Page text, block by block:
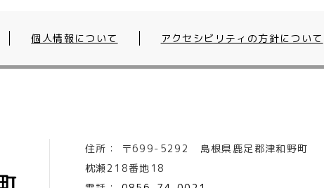
個人情報について アクセシビリティの方針について
住所： 〒699-5292 島根県鹿足郡津和野町
枕瀬218番地18